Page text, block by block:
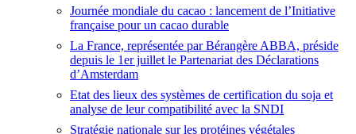
Journée mondiale du cacao : lancement de l’Initiative
française pour un cacao durable
La France, représentée par Bérangère ABBA, préside
depuis le 1er juillet le Partenariat des Déclarations
d’Amsterdam
Etat des lieux des systèmes de certification du soja et
analyse de leur compatibilité avec la SNDI
Stratégie nationale sur les protéines végétales